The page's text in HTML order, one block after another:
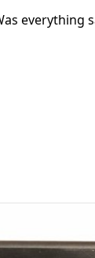
everything